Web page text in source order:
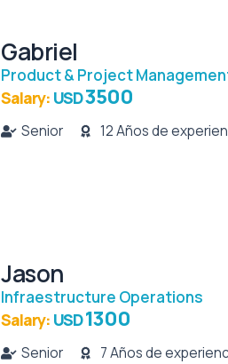
Gabriel
Product & Project
Salary: USD3500
Senior 12 Años de
Jason
Infraestructure Operations
Salary: USD1300
Senior 7 Años de